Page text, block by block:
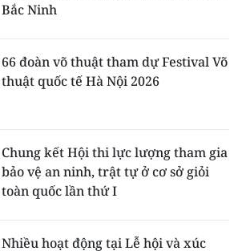
Bắc Ninh
66 đoàn võ thuật tham dự Festival Võ
thuật quốc tế Hà Nội 2026
Chung kết Hội thi lực lượng tham gia
bảo vệ an ninh, trật tự ở cơ sở giỏi
toàn quốc lần thứ I
Nhiều hoạt động tại Lễ hội và xúc